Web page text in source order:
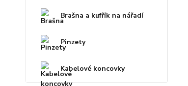
Brašna a kufřík na nářadí
Pinzety
Kabelové koncovky